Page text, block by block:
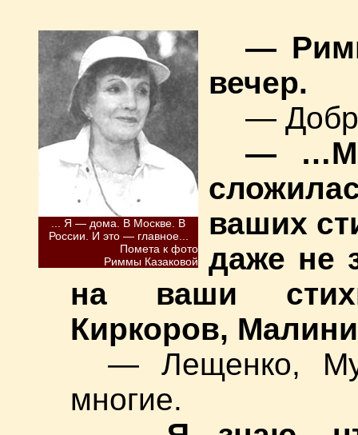
... Я — дома. В Москве. В
Роcсии. И это — главное...
Помета к фото
Риммы Казаковой
—
вечер.
—
—
ваших
даже не
на ваши
Киркоров,
— Лещенко,
многие.